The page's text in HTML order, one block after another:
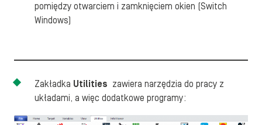
pomiędzy otwarciem i zamknięciem okien (Switch
Windows)
Zakładka Utilities zawiera narzędzia do pracy z
układami, a więc dodatkowe programy: